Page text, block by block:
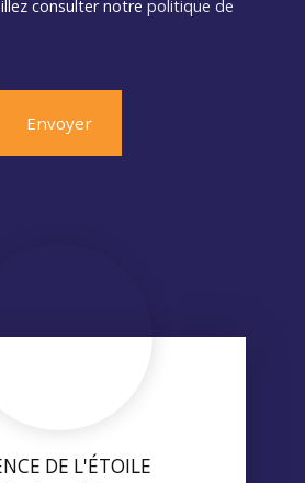
consulter notre politique de
Envoyer
DE L'ÉTOILE